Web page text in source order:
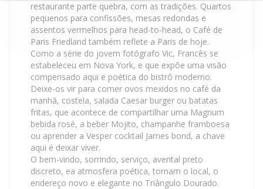
restaurante parte quebra, com as tradições. Quartos
pequenos para confissões, mesas redondas e
assentos vermelhos para head-to-head, o Café de
Paris Friedland também reflete a Paris de hoje.
Como a série do jovem fotógrafo Vic, Francês se
estabeleceu em Nova York, e que expõe uma visão
compensado aqui e poética do bistrô moderno.
Deixe-os vir para comer ovos mexidos no café da
manhã, costela, salada Caesar burger ou batatas
fritas, que acontece de compartilhar uma Magnum
bebida rosé, a beber Mojito, champanhe framboesa
ou aprender a Vesper cocktail James bond, a chave
aqui é deixar viver.
O bem-vindo, sorrindo, serviço, avental preto
discreto, ea atmosfera poética, tornam o local, o
endereço novo e elegante no Triângulo Dourado.